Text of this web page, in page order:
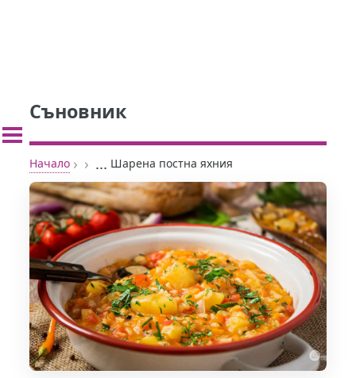
Съновник
Начало › › ... Шарена постна яхния